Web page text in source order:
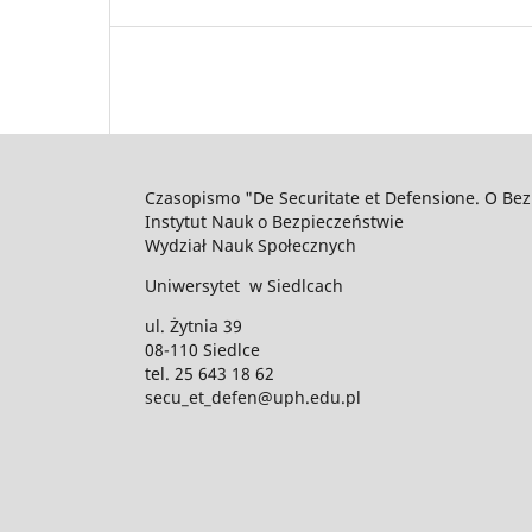
Czasopismo "De Securitate et Defensione. O
Instytut Nauk o Bezpieczeństwie
Wydział Nauk Społecznych
Uniwersytet w Siedlcach
ul. Żytnia 39
08-110 Siedlce
tel. 25 643 18 62
secu_et_defen@uph.edu.pl